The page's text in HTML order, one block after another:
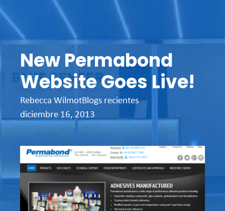
New Permabond
Website Goes Live!
Rebecca WilmotBlogs recientes
diciembre 16, 2013